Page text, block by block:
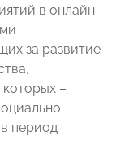
в онлайн
за развитие
–
период